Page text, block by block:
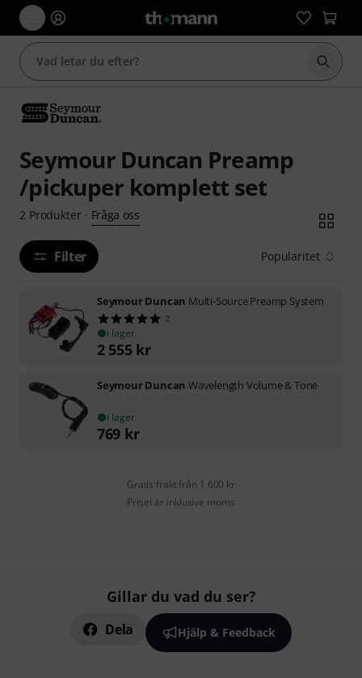
Börja
Seymour Duncan Preamp
/pickuper komplett set
2 Produkter· Fråga oss
Filter Popularitet
Seymour Duncan Multi-Source Preamp System
2
i lager
2 555 kr
Seymour Duncan Wavelength Volume & Tone
i lager
769 kr
Gratis frakt från 1 600 kr
Priset är inklusive moms
Gillar du vad du ser?
Dela Hjälp & Feedback